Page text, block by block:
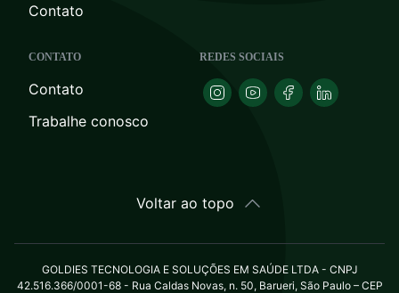
Contato
CONTATO
Contato
Trabalhe conosco
REDES SOCIAIS
Voltar ao topo
GOLDIES TECNOLOGIA E SOLUÇÕES EM SAÚDE LTDA - CNPJ
42.516.366/0001-68 - Rua Caldas Novas, n. 50, Barueri, São Paulo – CEP